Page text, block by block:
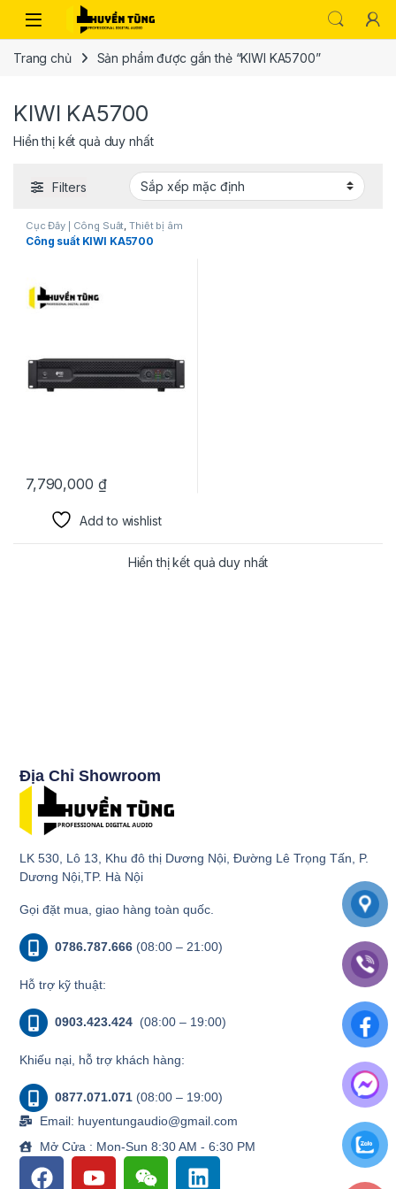
Trang chủ Sản phẩm được gắn thẻ “KIWI KA5700”
KIWI KA5700
Hiển thị kết quả duy nhất
Filters
Cục Đẩy | Công Suất ,Thiết bị âm
thanh karaoke | KTV
Công suất KIWI KA5700
7,790,000 ₫
Add to wishlist
Hiển thị kết quả duy nhất
Địa Chỉ Showroom
LK 530, Lô 13, Khu đô thị Dương Nội, Đường Lê Trọng Tấn, P.
Dương Nội,TP. Hà Nội
Gọi đặt mua, giao hàng toàn quốc.
0786.787.666 (08:00 – 21:00)
Hỗ trợ kỹ thuật:
0903.423.424 (08:00 – 19:00)
Khiếu nại, hỗ trợ khách hàng:
0877.071.071 (08:00 – 19:00)
Email: huyentungaudio@gmail.com
Mở Cửa : Mon-Sun 8:30 AM - 6:30 PM